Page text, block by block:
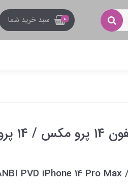
0 سبد خرید شما
PVD iPhone 14 Pro